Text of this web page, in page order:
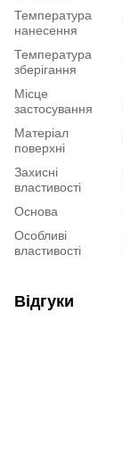
Температура
нанесення
Температура
зберігання
Місце
застосування
Матеріал
поверхні
Захисні
властивості
Основа
Особливі
властивості
Відгуки